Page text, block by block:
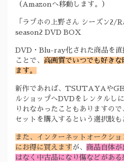
（Amazonへ移動します。）
「ラブホの上野さん シーズン2/
season2 DVD BOX
DVD・Blu-ray化された商品を直
ことで、 高画質でいつでも好き
ます。
新作であれば、TSUTAYAや
ルショップへDVDをレンタルし
りれなかったこともありますの
セットを購入するという選択肢も
また、インターネットオークシ
にお得に買えます が、 商品自体が
はなく中古品になり傷などがある